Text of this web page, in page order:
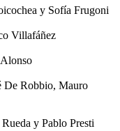
y Sofía Frugoni
Villafáñez
De Robbio, Mauro
y Pablo Presti